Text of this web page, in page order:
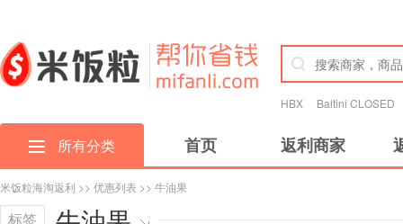
HBX Baltini CLOSED
所有分类 首页 返利商家
米饭粒海淘返利 >> 优惠列表 >> 牛油果
标签